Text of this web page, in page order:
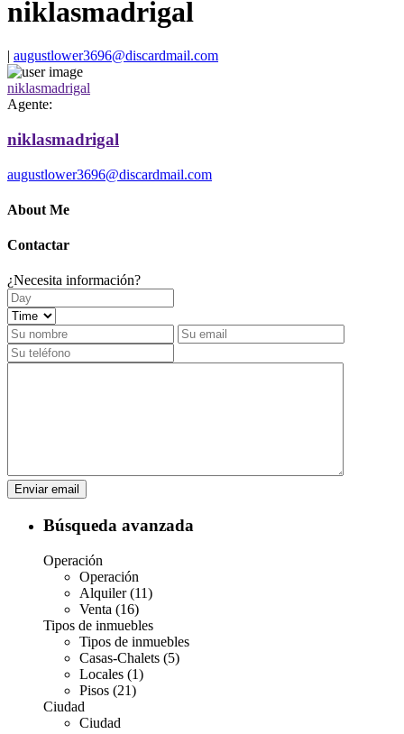
niklasmadrigal
| augustlower3696@discardmail.com
niklasmadrigal
Agente:
niklasmadrigal
augustlower3696@discardmail.com
About Me
Contactar
¿Necesita información?
Búsqueda avanzada
Operación
Operación
Alquiler (11)
Venta (16)
Tipos de inmuebles
Tipos de inmuebles
Casas-Chalets (5)
Locales (1)
Pisos (21)
Ciudad
Ciudad